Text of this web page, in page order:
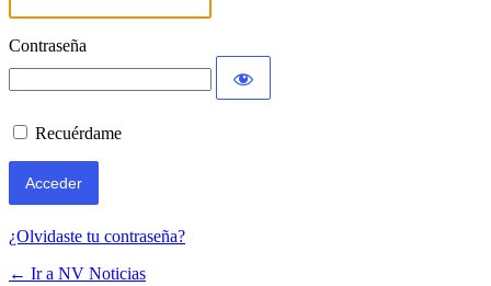
Contraseña
Recuérdame
¿Olvidaste tu contraseña?
← Ir a NV Noticias